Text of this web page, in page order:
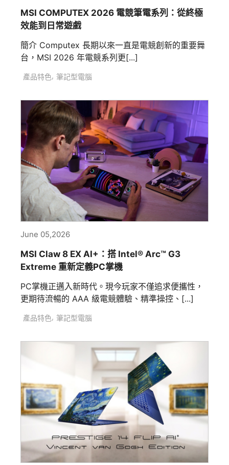
MSI COMPUTEX 2026 電競筆電系列：從終極
效能到日常遊戲
簡介 Computex 長期以來一直是電競創新的重要舞
台，MSI 2026 年電競系列更[...]
產品特色, 筆記型電腦
June 05,2026
MSI Claw 8 EX AI+：搭 Intel® Arc™ G3
Extreme 重新定義PC掌機
PC掌機正邁入新時代。現今玩家不僅追求便攜性，
更期待流暢的 AAA 級電競體驗、精準操控、[...]
產品特色, 筆記型電腦